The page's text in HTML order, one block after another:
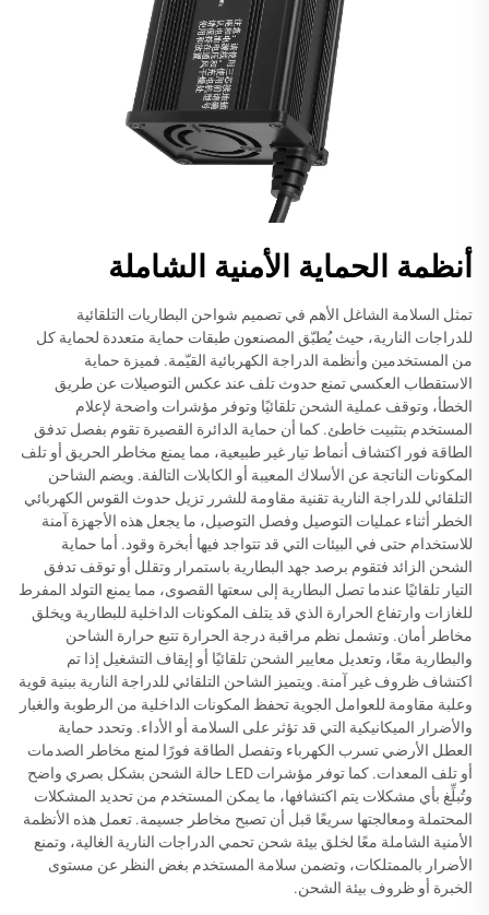
أنظمة الحماية الأمنية الشاملة
تمثل السلامة الشاغل الأهم في تصميم شواحن البطاريات التلقائية
للدراجات النارية، حيث يُطبّق المصنعون طبقات حماية متعددة لحماية كل
من المستخدمين وأنظمة الدراجة الكهربائية القيّمة. فميزة حماية
الاستقطاب العكسي تمنع حدوث تلف عند عكس التوصيلات عن طريق
الخطأ، وتوقف عملية الشحن تلقائيًا وتوفر مؤشرات واضحة لإعلام
المستخدم بتثبيت خاطئ. كما أن حماية الدائرة القصيرة تقوم بفصل تدفق
الطاقة فور اكتشاف أنماط تيار غير طبيعية، مما يمنع مخاطر الحريق أو تلف
المكونات الناتجة عن الأسلاك المعيبة أو الكابلات التالفة. ويضم الشاحن
التلقائي للدراجة النارية تقنية مقاومة للشرر تزيل حدوث القوس الكهربائي
الخطر أثناء عمليات التوصيل وفصل التوصيل، ما يجعل هذه الأجهزة آمنة
للاستخدام حتى في البيئات التي قد تتواجد فيها أبخرة وقود. أما حماية
الشحن الزائد فتقوم برصد جهد البطارية باستمرار وتقلل أو توقف تدفق
التيار تلقائيًا عندما تصل البطارية إلى سعتها القصوى، مما يمنع التولد المفرط
للغازات وارتفاع الحرارة الذي قد يتلف المكونات الداخلية للبطارية ويخلق
مخاطر أمان. وتشمل نظم مراقبة درجة الحرارة تتبع حرارة الشاحن
والبطارية معًا، وتعديل معايير الشحن تلقائيًا أو إيقاف التشغيل إذا تم
اكتشاف ظروف غير آمنة. ويتميز الشاحن التلقائي للدراجة النارية ببنية قوية
وعلبة مقاومة للعوامل الجوية تحفظ المكونات الداخلية من الرطوبة والغبار
والأضرار الميكانيكية التي قد تؤثر على السلامة أو الأداء. وتحدد حماية
العطل الأرضي تسرب الكهرباء وتفصل الطاقة فورًا لمنع مخاطر الصدمات
أو تلف المعدات. كما توفر مؤشرات LED حالة الشحن بشكل بصري واضح
وتُبلِّغ بأي مشكلات يتم اكتشافها، ما يمكن المستخدم من تحديد المشكلات
المحتملة ومعالجتها سريعًا قبل أن تصبح مخاطر جسيمة. تعمل هذه الأنظمة
الأمنية الشاملة معًا لخلق بيئة شحن تحمي الدراجات النارية الغالية، وتمنع
الأضرار بالممتلكات، وتضمن سلامة المستخدم بغض النظر عن مستوى
الخبرة أو ظروف بيئة الشحن.